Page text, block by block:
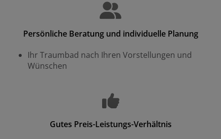
Persönliche Beratung und individuelle Planung
Ihr Traumbad nach Ihren Vorstellungen und
Wünschen
Gutes Preis-Leistungs-Verhältnis